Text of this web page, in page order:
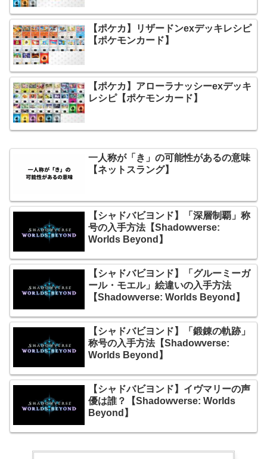
【ポケカ】リザードンexデッキレシピ
【ポケモンカード】
【ポケカ】アローラナッシーexデッキ
レシピ【ポケモンカード】
一人称が「き」の可能性があるの意味
【ネットスラング】
【シャドバビヨンド】「深層制覇」称
号の入手方法【Shadowverse:
Worlds Beyond】
【シャドバビヨンド】「グルーミーガ
ール・モエル」絵違いの入手方法
【Shadowverse: Worlds Beyond】
【シャドバビヨンド】「鍛錬の軌跡」
称号の入手方法【Shadowverse:
Worlds Beyond】
【シャドバビヨンド】イヴマリーの声
優は誰？【Shadowverse: Worlds
Beyond】